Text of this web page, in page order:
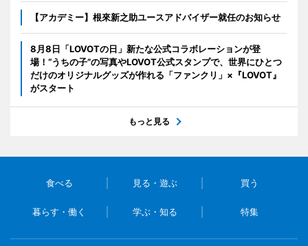
【アカデミー】根來新之助ユースアドバイザー就任のお知らせ
8月8日「LOVOTの日」新たな公式コラボレーションが登
場！“うちの子”の写真やLOVOT公式スタンプで、世界にひとつ
だけのオリジナルグッズが作れる「ファンクリ」×『LOVOT』
がスタート
もっと見る
食べる 見る・遊ぶ 買う
暮らす・働く 学ぶ・知る 特集